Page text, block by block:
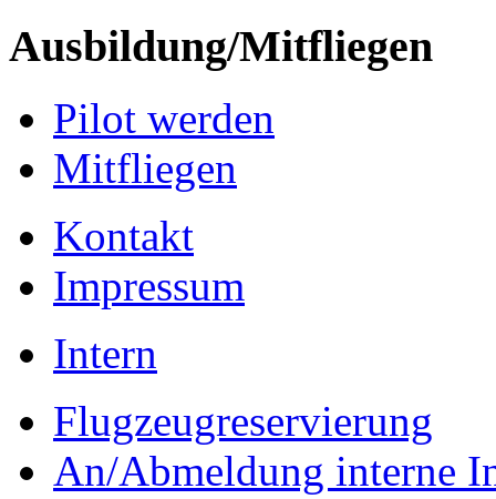
Ausbildung/Mitfliegen
Pilot werden
Mitfliegen
Kontakt
Impressum
Intern
Flugzeugreservierung
An/Abmeldung interne